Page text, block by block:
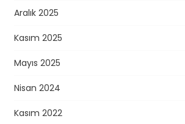
Aralık 2025
Kasım 2025
Mayıs 2025
Nisan 2024
Kasım 2022